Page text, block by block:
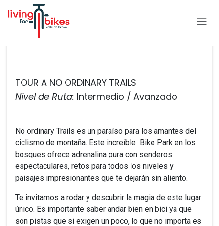
TOUR A NO ORDINARY TRAILS
Nivel de Ruta: Intermedio / Avanzado
No ordinary Trails es un paraíso para los amantes del
ciclismo de montaña. Este increíble Bike Park en los
bosques ofrece adrenalina pura con senderos
espectaculares, retos para todos los niveles y
paisajes impresionantes que te dejarán sin aliento.
Te invitamos a rodar y descubrir la magia de este lugar
único. Es importante saber andar bien en bici ya que
son pistas que si exigen un poco, lo que no importa es